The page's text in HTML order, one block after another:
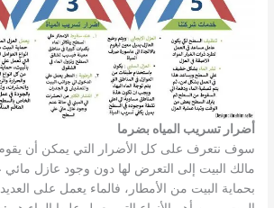
أضرار تسريب المياه بضرما
سوف نتعرف على كل الأضرار التي يمكن أن
مالك البيت إلى التعرض لها دون وجود عازل
بحماية البيت من الأمطار، فالماء يعمل على